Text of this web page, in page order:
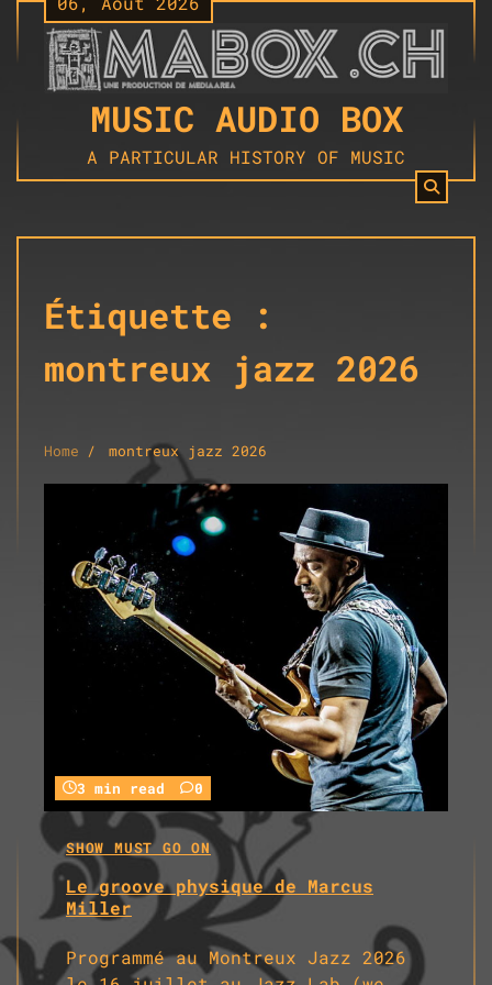
Skip
to
content
MUSIC AUDIO BOX
A PARTICULAR HISTORY OF MUSIC
Étiquette :
montreux jazz 2026
Home montreux jazz 2026
3 min read 0
SHOW MUST GO ON
Le groove physique de Marcus
Miller
Programmé au Montreux Jazz 2026